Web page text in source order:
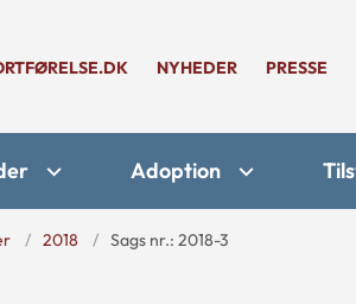
NYHEDER PRESSE
Adoption
2018 Sags nr.: 2018-3